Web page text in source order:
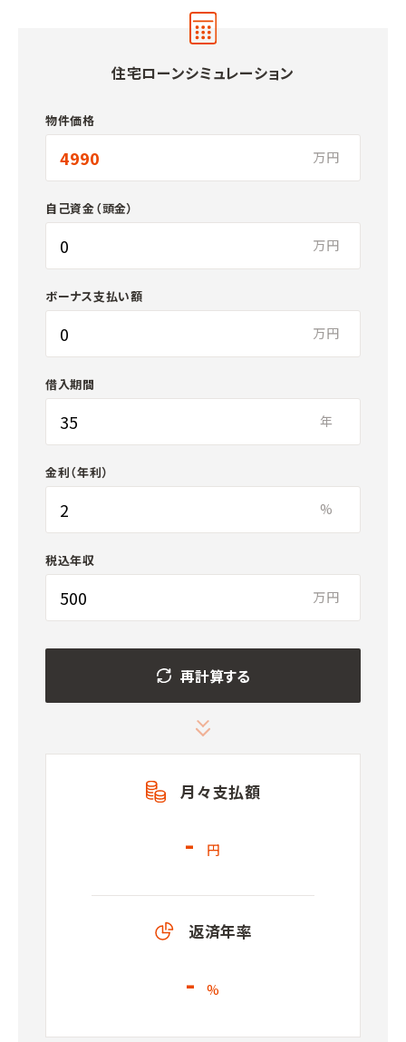
住宅ローンシミュレーション
物件価格
万円
自己資金（頭金）
万円
ボーナス支払い額
万円
借入期間
年
金利（年利）
%
税込年収
万円
再計算する
月々支払額
- 円
返済年率
- %